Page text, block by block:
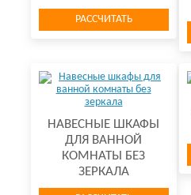
РАССЧИТАТЬ
НАВЕСНЫЕ ШКАФЫ
ДЛЯ ВАННОЙ
КОМНАТЫ БЕЗ
ЗЕРКАЛА